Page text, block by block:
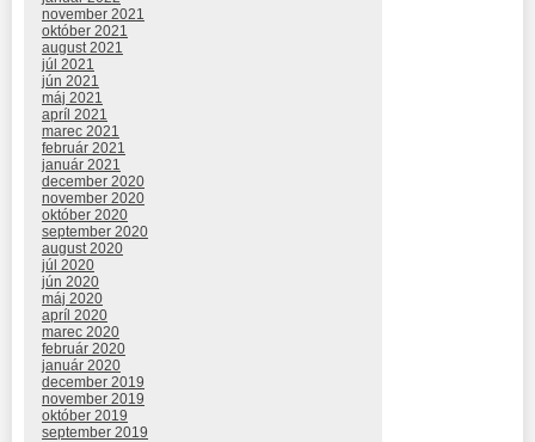
november 2021
október 2021
august 2021
júl 2021
jún 2021
máj 2021
apríl 2021
marec 2021
február 2021
január 2021
december 2020
november 2020
október 2020
september 2020
august 2020
júl 2020
jún 2020
máj 2020
apríl 2020
marec 2020
február 2020
január 2020
december 2019
november 2019
október 2019
september 2019